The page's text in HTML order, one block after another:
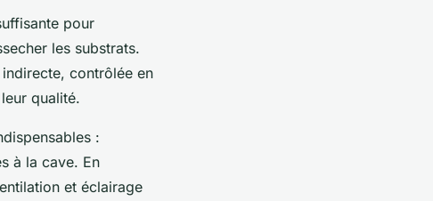
pour
les substrats.
contrôlée en
qualité.
:
à la cave. En
et éclairage